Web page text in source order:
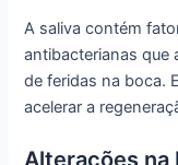
A saliva contém
antibacterianas que
de feridas na boca.
acelerar a
Alterações na